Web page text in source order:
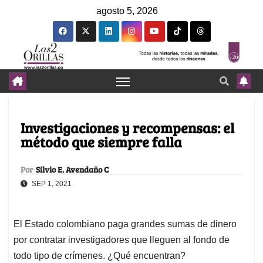
agosto 5, 2026
Investigaciones y recompensas: el
método que siempre falla
Por Silvio E. Avendaño C
SEP 1, 2021
El Estado colombiano paga grandes sumas de dinero
por contratar investigadores que lleguen al fondo de
todo tipo de crímenes. ¿Qué encuentran?